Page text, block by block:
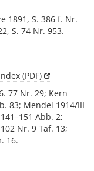
1891, S. 386 f. Nr.
S. 74 Nr. 953.
(PDF)
77 Nr. 29; Kern
83; Mendel 1914/III
Abb. 2;
Nr. 9 Taf. 13;
16.